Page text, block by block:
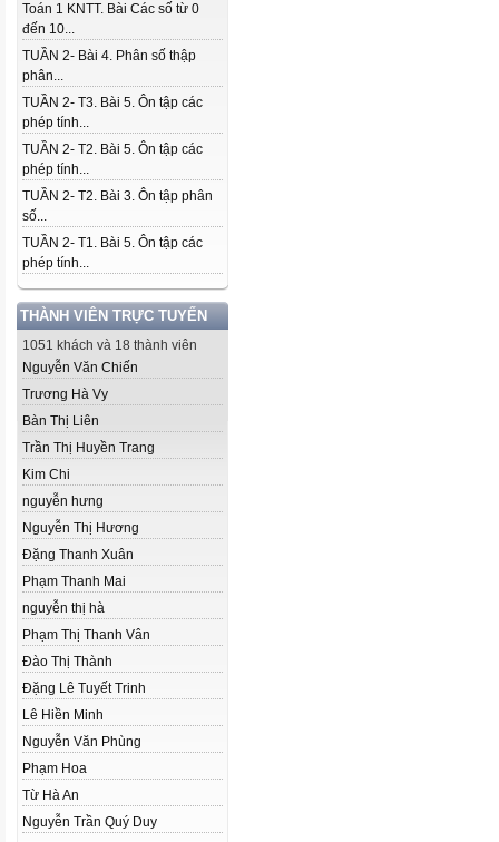
Toán 1 KNTT. Bài Các số từ 0
đến 10...
TUẦN 2- Bài 4. Phân số thập
phân...
TUẦN 2- T3. Bài 5. Ôn tập các
phép tính...
TUẦN 2- T2. Bài 5. Ôn tập các
phép tính...
TUẦN 2- T2. Bài 3. Ôn tập phân
số...
TUẦN 2- T1. Bài 5. Ôn tập các
phép tính...
THÀNH VIÊN TRỰC TUYẾN
1051 khách và 18 thành viên
Nguyễn Văn Chiến
Trương Hà Vy
Bàn Thị Liên
Trần Thị Huyền Trang
Kim Chi
nguyễn hưng
Nguyễn Thị Hương
Đặng Thanh Xuân
Phạm Thanh Mai
nguyễn thị hà
Phạm Thị Thanh Vân
Đào Thị Thành
Đặng Lê Tuyết Trinh
Lê Hiền Minh
Nguyễn Văn Phùng
Phạm Hoa
Từ Hà An
Nguyễn Trần Quý Duy